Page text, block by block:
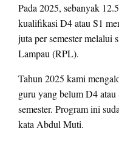
Pada 2025, sebanyak
kualifikasi D4 atau S1
juta per semester melalui
Lampau (RPL).
Tahun 2025 kami
guru yang belum D4
semester. Program ini
kata Abdul Muti.